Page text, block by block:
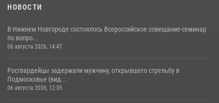
НОВОСТИ
В Нижнем Новгороде состоялось Всероссийское совещание-семинар
по вопро...
06 августа 2026, 14:47
Росгвардейцы задержали мужчину, открывшего стрельбу в
Подмосковье (вид...
06 августа 2026, 12:35